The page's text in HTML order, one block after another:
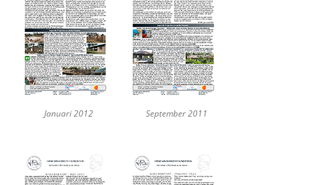
Januari 2012 September 2011